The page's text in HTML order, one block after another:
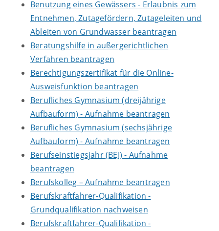
Benutzung eines Gewässers - Erlaubnis zum
Entnehmen, Zutagefördern, Zutageleiten und
Ableiten von Grundwasser beantragen
Beratungshilfe in außergerichtlichen
Verfahren beantragen
Berechtigungszertifikat für die Online-
Ausweisfunktion beantragen
Berufliches Gymnasium (dreijährige
Aufbauform) - Aufnahme beantragen
Berufliches Gymnasium (sechsjährige
Aufbauform) - Aufnahme beantragen
Berufseinstiegsjahr (BEJ) - Aufnahme
beantragen
Berufskolleg – Aufnahme beantragen
Berufskraftfahrer-Qualifikation -
Grundqualifikation nachweisen
Berufskraftfahrer-Qualifikation -